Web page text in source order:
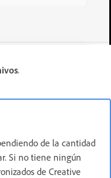
.
de la cantidad
Si no tiene ningún
de Creative